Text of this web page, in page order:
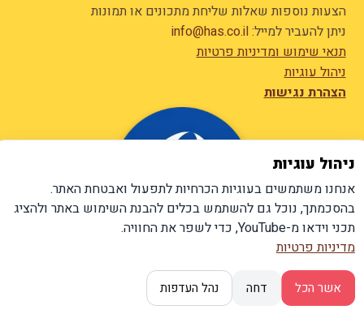
ניהול עוגיות
אנחנו משתמשים בעוגיות הכרחיות לתפעול ואבטחת האתר.
בהסכמתך, נוכל גם להשתמש בכלים להבנת השימוש באתר ולהציג
תכני וידאו מ-YouTube, כדי לשפר את החוויה.
מדיניות פרטיות
אשר הכל דחה נהל העדפות
הצעות נוספות שאלות שליחת מתכונים או תמונות
ניתן להעביר למייל:info@has.co.il
תנאי שימוש ומדיניות פרטיות
ניהול עוגיות
הצהרת נגישות